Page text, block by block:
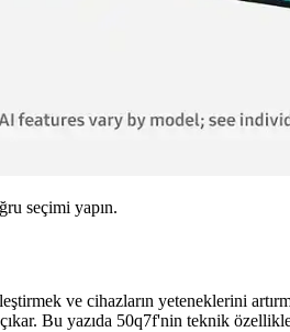
seçimi yapın.
ve cihazların yeteneklerini
Bu yazıda 50q7f'nin teknik